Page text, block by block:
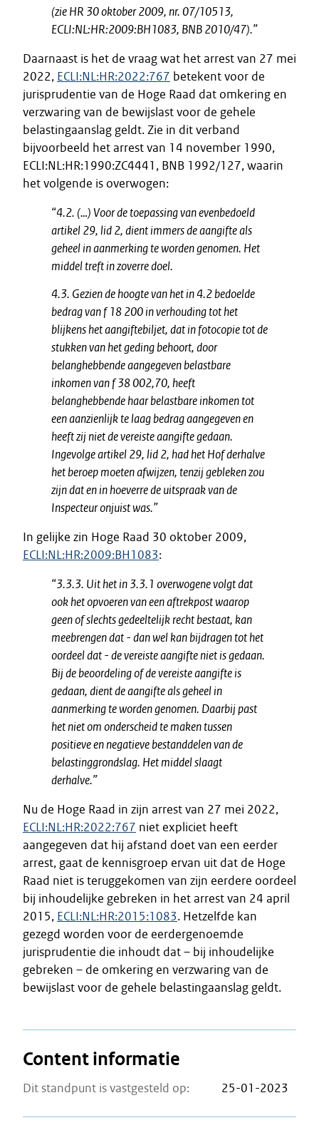
(zie HR 30 oktober 2009, nr. 07/10513,
ECLI:NL:HR:2009:BH1083, BNB 2010/47).”
Daarnaast is het de vraag wat het arrest van 27 mei
2022, ECLI:NL:HR:2022:767 betekent voor de
jurisprudentie van de Hoge Raad dat omkering en
verzwaring van de bewijslast voor de gehele
belastingaanslag geldt. Zie in dit verband
bijvoorbeeld het arrest van 14 november 1990,
ECLI:NL:HR:1990:ZC4441, BNB 1992/127, waarin
het volgende is overwogen:
“4.2. (…) Voor de toepassing van evenbedoeld
artikel 29, lid 2, dient immers de aangifte als
geheel in aanmerking te worden genomen. Het
middel treft in zoverre doel.
4.3. Gezien de hoogte van het in 4.2 bedoelde
bedrag van f 18 200 in verhouding tot het
blijkens het aangiftebiljet, dat in fotocopie tot de
stukken van het geding behoort, door
belanghebbende aangegeven belastbare
inkomen van f 38 002,70, heeft
belanghebbende haar belastbare inkomen tot
een aanzienlijk te laag bedrag aangegeven en
heeft zij niet de vereiste aangifte gedaan.
Ingevolge artikel 29, lid 2, had het Hof derhalve
het beroep moeten afwijzen, tenzij gebleken zou
zijn dat en in hoeverre de uitspraak van de
Inspecteur onjuist was.”
In gelijke zin Hoge Raad 30 oktober 2009,
ECLI:NL:HR:2009:BH1083:
“3.3.3. Uit het in 3.3.1 overwogene volgt dat
ook het opvoeren van een aftrekpost waarop
geen of slechts gedeeltelijk recht bestaat, kan
meebrengen dat - dan wel kan bijdragen tot het
oordeel dat - de vereiste aangifte niet is gedaan.
Bij de beoordeling of de vereiste aangifte is
gedaan, dient de aangifte als geheel in
aanmerking te worden genomen. Daarbij past
het niet om onderscheid te maken tussen
positieve en negatieve bestanddelen van de
belastinggrondslag. Het middel slaagt
derhalve.”
Nu de Hoge Raad in zijn arrest van 27 mei 2022,
ECLI:NL:HR:2022:767 niet expliciet heeft
aangegeven dat hij afstand doet van een eerder
arrest, gaat de kennisgroep ervan uit dat de Hoge
Raad niet is teruggekomen van zijn eerdere oordeel
bij inhoudelijke gebreken in het arrest van 24 april
2015, ECLI:NL:HR:2015:1083. Hetzelfde kan
gezegd worden voor de eerdergenoemde
jurisprudentie die inhoudt dat – bij inhoudelijke
gebreken – de omkering en verzwaring van de
bewijslast voor de gehele belastingaanslag geldt.
Content informatie
Dit standpunt is vastgesteld op: 25-01-2023